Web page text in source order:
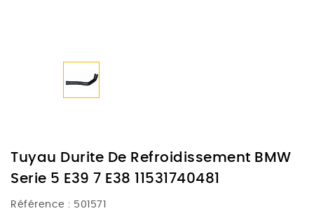
Tuyau Durite De Refroidissement BMW
Serie 5 E39 7 E38 11531740481
Référence : 501571